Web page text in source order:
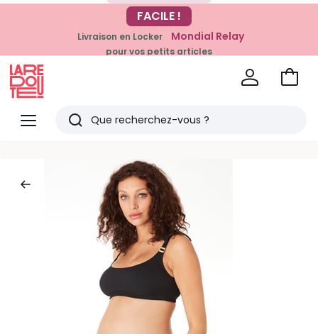
-20% dès 39€*
sur la mode
FACILE !
Livraison en Locker Mondial Relay
pour vos petits articles
Menu
Redoute
Rechercher
articles
Voir